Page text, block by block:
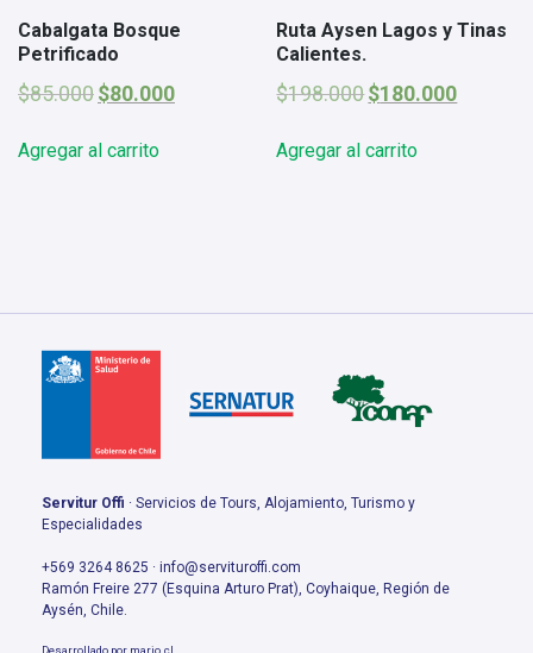
Cabalgata Bosque
Petrificado
$85.000 El
era:
$80.000El
Agregar al carrito
Ruta Aysen Lagos y Tinas
Calientes.
$198.000 El
era:
$180.000El
Agregar al carrito
Servitur Offi · Servicios de Tours, Alojamiento, Turismo y
Especialidades
+569 3264 8625 · info@servituroffi.com
Ramón Freire 277 (Esquina Arturo Prat), Coyhaique, Región de
Aysén, Chile.
Desarrollado por mario.cl